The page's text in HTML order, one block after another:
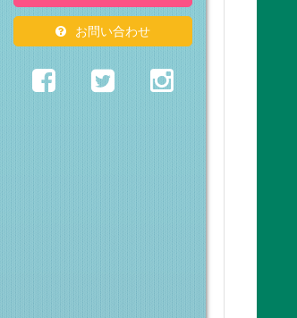
お問い合わせ